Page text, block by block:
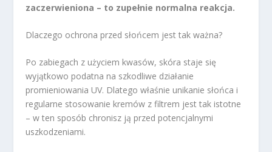
zaczerwieniona – to zupełnie normalna reakcja.
Dlaczego ochrona przed słońcem jest tak ważna?
Po zabiegach z użyciem kwasów, skóra staje się
wyjątkowo podatna na szkodliwe działanie
promieniowania UV. Dlatego właśnie unikanie słońca i
regularne stosowanie kremów z filtrem jest tak istotne
– w ten sposób chronisz ją przed potencjalnymi
uszkodzeniami.